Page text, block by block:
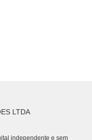
LTDA
independente e sem